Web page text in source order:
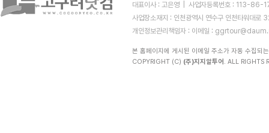
대표이사 : 고은영 | 사업자등록번호 : 113-
사업장소재지 : 인천광역시 연수구 인천타
개인정보관리책임자 : 이메일 :
본 홈페이지에 게시된 이메일 주소가 자동 수집되
COPYRIGHT (C) (주)지지알투어. ALL RIGHTS